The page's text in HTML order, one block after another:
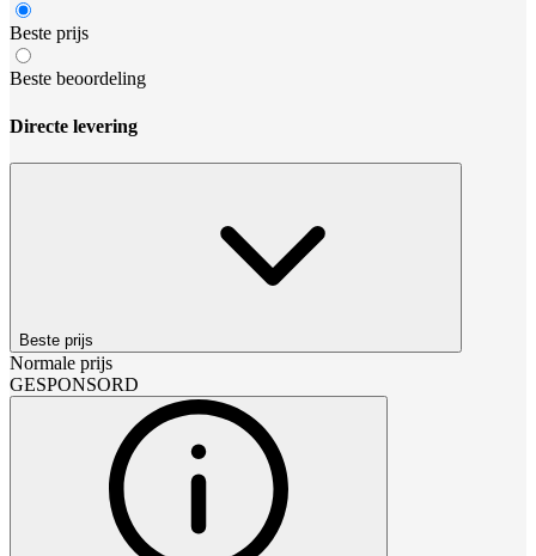
Beste prijs
Beste beoordeling
Directe levering
Beste prijs
Normale prijs
GESPONSORD